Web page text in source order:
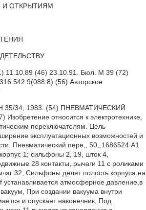
И ОТКРЫТИЯМ
11.10.89 (46) 23.10.91. Бюл. М 39 (72)
(56) Авторское
35/34, 1983. (54) ПНЕВМАТИЧЕСКИЙ
относится к электротехнике,
переключателям. Цель
эксплуатационных возможностей и
Пневматический пере,, 50,„1686524 А1
1; сильфоны 2, 19, шток 4,
28 контакты, рычаги 11 с роликами
32, Сильфоны делят полость корпуса на
устанавливается атмосферное давление,в
При создании вакуума внутри
и опускает наконечник, Под